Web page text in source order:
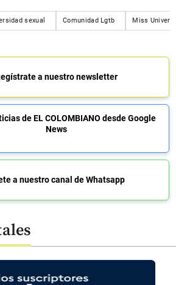
sexual Comunidad Lgtb Miss
a nuestro newsletter
de EL COLOMBIANO desde Google
News
a nuestro canal de Whatsapp